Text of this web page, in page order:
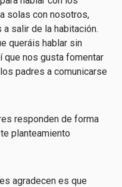
solas con nosotros,
salir de la habitación.
queráis hablar sin
que nos gusta fomentar
padres a comunicarse
responden de forma
planteamiento
agradecen es que